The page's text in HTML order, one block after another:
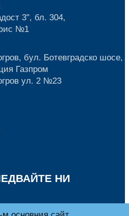
3", бл. 304,
№1
бул. Ботевградско шосе,
Газпром
ул. 2 №23
НИ